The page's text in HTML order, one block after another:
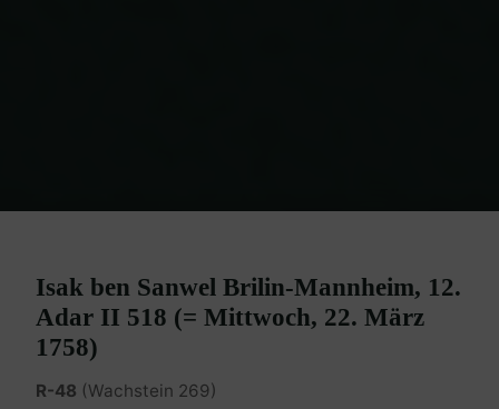
Isak ben Sanwel Brilin-Mannheim, 12.
Adar II 518 (= Mittwoch, 22. März
1758)
R-48 (Wachstein 269)